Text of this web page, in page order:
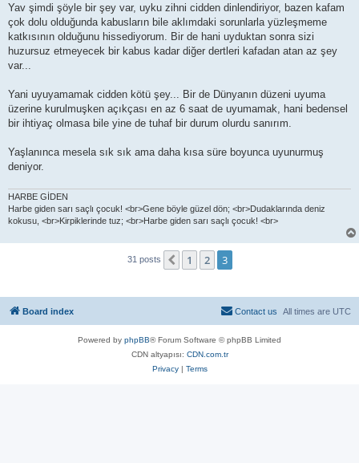
s
Yav şimdi şöyle bir şey var, uyku zihni cidden dinlendiriyor, bazen kafam
çok dolu olduğunda kabusların bile aklımdaki sorunlarla yüzleşmeme
katkısının olduğunu hissediyorum. Bir de hani uyduktan sonra sizi
huzursuz etmeyecek bir kabus kadar diğer dertleri kafadan atan az şey
var...
Yani uyuyamamak cidden kötü şey... Bir de Dünyanın düzeni uyuma
üzerine kurulmuşken açıkçası en az 6 saat de uyumamak, hani bedensel
bir ihtiyaç olmasa bile yine de tuhaf bir durum olurdu sanırım.
Yaşlanınca mesela sık sık ama daha kısa süre boyunca uyunurmuş
deniyor.
HARBE GİDEN
Harbe giden sarı saçlı çocuk! <br>Gene böyle güzel dön; <br>Dudaklarında deniz
kokusu, <br>Kirpiklerinde tuz; <br>Harbe giden sarı saçlı çocuk! <br>
31 posts Previous
1 2 3
Board index All times are UTC
Contact us
Powered by phpBB® Forum Software © phpBB Limited
CDN altyapısı: CDN.com.tr
Privacy| Terms